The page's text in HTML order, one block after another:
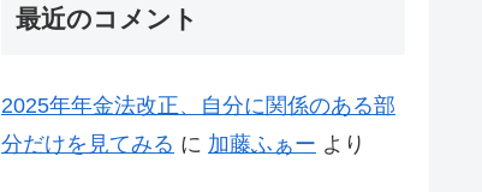
最近のコメント
2025年年金法改正、自分に関係のある部
分だけを見てみる に 加藤ふぁー より